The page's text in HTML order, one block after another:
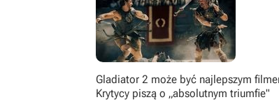
Gladiator 2 może być najlepszym
Krytycy piszą o „absolutnym triumfie"